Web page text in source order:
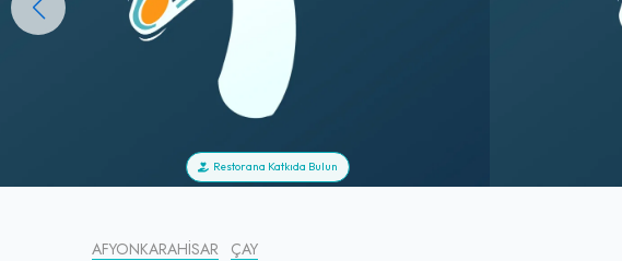
Restorana Katkıda Bulun
AFYONKARAHISAR ÇAY